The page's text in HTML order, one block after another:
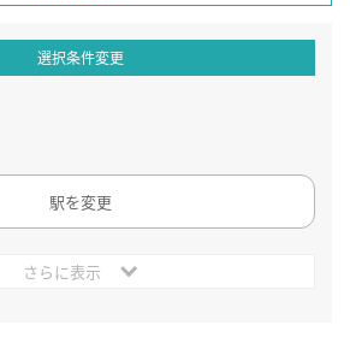
選択条件変更
駅を変更
さらに表示